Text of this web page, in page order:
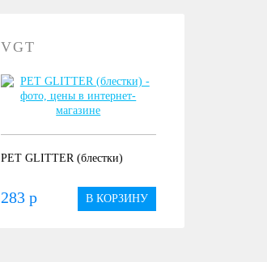
VGT
PET GLITTER (блестки)
В КОРЗИНУ
283 р